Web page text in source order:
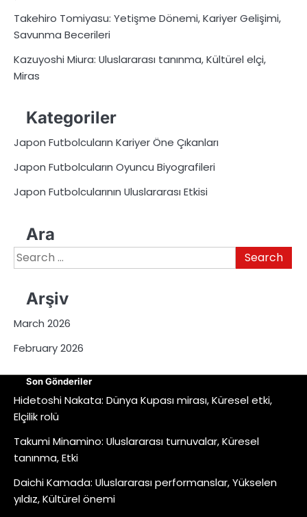
Takehiro Tomiyasu: Yetişme Dönemi, Kariyer Gelişimi,
Savunma Becerileri
Kazuyoshi Miura: Uluslararası tanınma, Kültürel elçi,
Miras
Kategoriler
Japon Futbolcuların Kariyer Öne Çıkanları
Japon Futbolcuların Oyuncu Biyografileri
Japon Futbolcularının Uluslararası Etkisi
Ara
Search
for:
Arşiv
March 2026
February 2026
Son Gönderiler
Hidetoshi Nakata: Dünya Kupası mirası, Küresel etki,
Elçilik rolü
Takumi Minamino: Uluslararası turnuvalar, Küresel
tanınma, Etki
Daichi Kamada: Uluslararası performanslar, Yükselen
yıldız, Kültürel önemi